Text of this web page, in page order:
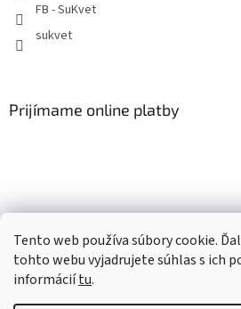
Tento web používa súbory cookie.
tohto webu vyjadrujete súhlas s ich
informáciítu.
FB - SuKvet
sukvet
Prijímame online platby